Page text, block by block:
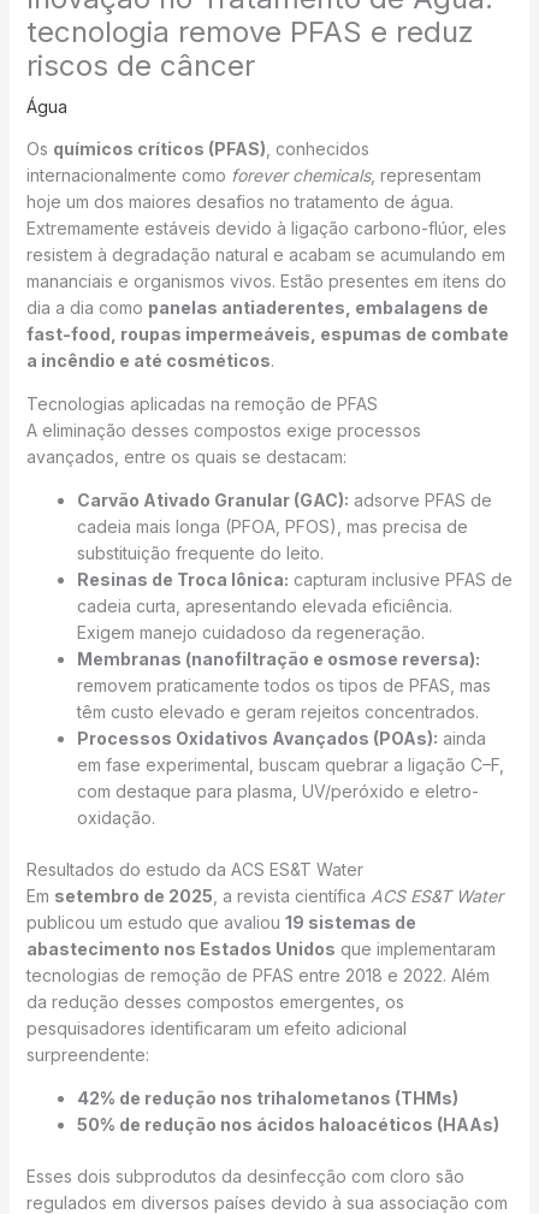
tecnologia remove PFAS e reduz
riscos de câncer
Água
Os químicos críticos (PFAS) , conhecidos
internacionalmente como forever chemicals, representam
hoje um dos maiores desafios no tratamento de água.
Extremamente estáveis devido à ligação carbono-flúor, eles
resistem à degradação natural e acabam se acumulando em
mananciais e organismos vivos. Estão presentes em itens do
dia a dia como panelas antiaderentes, embalagens de
fast-food, roupas impermeáveis, espumas de combate
a incêndio e até cosméticos.
Tecnologias aplicadas na remoção de PFAS
A eliminação desses compostos exige processos
avançados, entre os quais se destacam:
Carvão Ativado Granular (GAC): adsorve PFAS de
cadeia mais longa (PFOA, PFOS), mas precisa de
substituição frequente do leito.
Resinas de Troca Iônica: capturam inclusive PFAS de
cadeia curta, apresentando elevada eficiência.
Exigem manejo cuidadoso da regeneração.
Membranas (nanofiltração e osmose reversa):
removem praticamente todos os tipos de PFAS, mas
têm custo elevado e geram rejeitos concentrados.
Processos Oxidativos Avançados (POAs): ainda
em fase experimental, buscam quebrar a ligação C–F,
com destaque para plasma, UV/peróxido e eletro-
oxidação.
Resultados do estudo da ACS ES&T Water
Em setembro de 2025 , a revista científica ACS ES&T Water
publicou um estudo que avaliou 19 sistemas de
abastecimento nos Estados Unidos que implementaram
tecnologias de remoção de PFAS entre 2018 e 2022. Além
da redução desses compostos emergentes, os
pesquisadores identificaram um efeito adicional
surpreendente:
42% de redução nos trihalometanos (THMs)
50% de redução nos ácidos haloacéticos (HAAs)
Esses dois subprodutos da desinfecção com cloro são
regulados em diversos países devido à sua associação com